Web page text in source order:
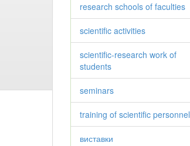
research schools of faculties
scientific activities
scientific-research work of
students
seminars
training of scientific personnel
виставки